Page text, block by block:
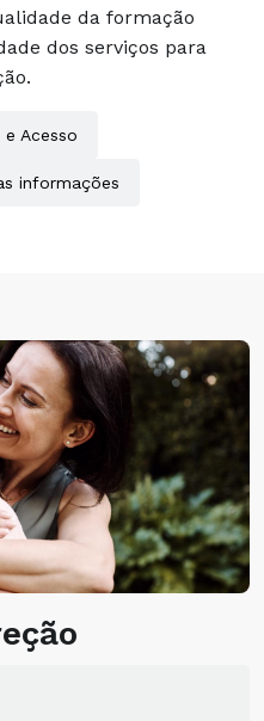
da formação
dos serviços para
Acesso
informações